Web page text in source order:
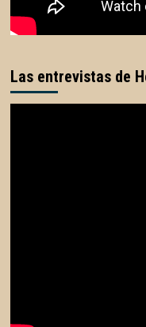
Las entrevistas de